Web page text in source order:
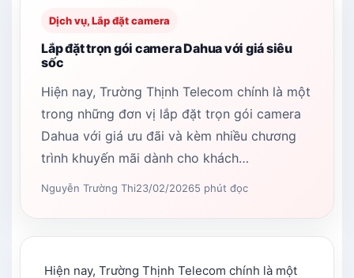
Dịch vụ, Lắp đặt camera
Lắp đặt trọn gói camera Dahua với giá siêu
sốc
Hiện nay, Trường Thịnh Telecom chính là một
trong những đơn vị lắp đặt trọn gói camera
Dahua với giá ưu đãi và kèm nhiều chương
trình khuyến mãi dành cho khách…
Nguyễn Trường Thi23/02/20265 phút đọc
Hiện nay, Trường Thịnh Telecom chính là một